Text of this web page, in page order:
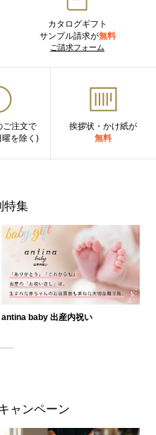
カタログギフト
サンプル請求が無料
ご請求フォーム
ご注文で
曜を除く)
挨拶状・かけ紙が
無料
特集
antina baby 出産内祝い
ャンペーン